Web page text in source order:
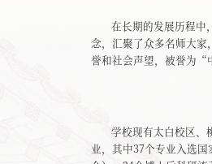
在长期的发展历程
念，汇聚了众多名师大
誉和社会声望，被誉为
学校现有太白校区、
业，其中37个专业入选